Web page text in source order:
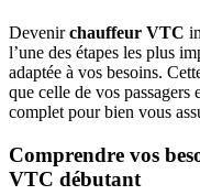
Devenirchauffeur VTC
l’une des étapes les plus
adaptée à vos besoins.
que celle de vos
complet pour bien vous
Comprendre vos
VTC débutant